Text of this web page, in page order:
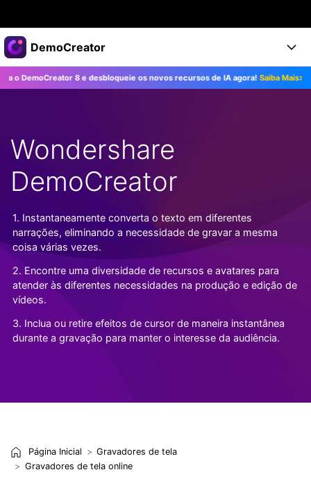
Produtos em destaque
Criatividade digital com IA generativa
Utilitários
Negócios
Sala de imprensa
Loja
Suporte
DemoCreator
Produtos
Recursos
Todos os recursos >
Recursos de IA
Dicas de IA
Todos os recursos de IA >
Soluções
DemoCreator para
Blog
Mais Soluções >
Central de Ajuda
Começe a Usar
Suporte
TESTE GRÁTIS COMPRE AGORA
Entrar
8 e desbloqueie os novos recursos de IA agora! Saiba Mais>>
Wondershare
DemoCreator
1. Instantaneamente converta o texto em diferentes
narrações, eliminando a necessidade de gravar a mesma
coisa várias vezes.
2. Encontre uma diversidade de recursos e avatares para
atender às diferentes necessidades na produção e edição de
vídeos.
3. Inclua ou retire efeitos de cursor de maneira instantânea
durante a gravação para manter o interesse da audiência.
Página Inicial
Gravadores de tela
Gravadores de tela online